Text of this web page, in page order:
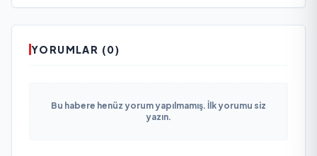
YORUMLAR (0)
Bu habere henüz yorum yapılmamış. İlk yorumu siz
yazın.